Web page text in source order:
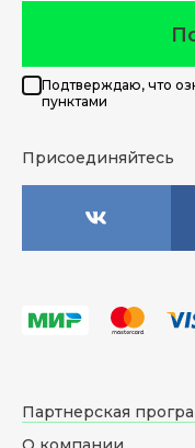
Подтверждаю, что
пунктами
Присоединяйтесь
Партнерская